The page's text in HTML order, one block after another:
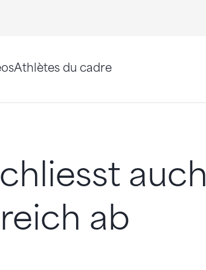
Athlètes du cadre
auch
ab